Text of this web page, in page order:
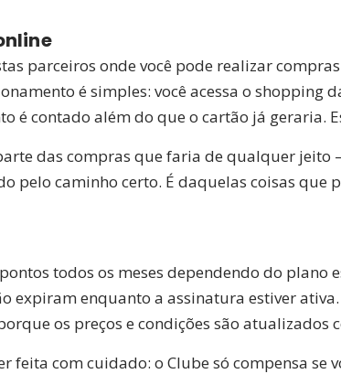
parceiros onde você pode realizar
é simples: você acessa o shopping
é contado além do que o cartão já geraria.
das compras que faria de qualquer
pelo caminho certo. É daquelas coisas
todos os meses dependendo do
expiram enquanto a assinatura estiver
os preços e condições são atualizados
feita com cuidado: o Clube só compensa se